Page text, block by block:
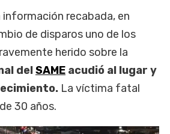
información recabada, en
de disparos uno de los
herido sobre la
delSAME acudió al lugar y
La víctima fatal
30 años.